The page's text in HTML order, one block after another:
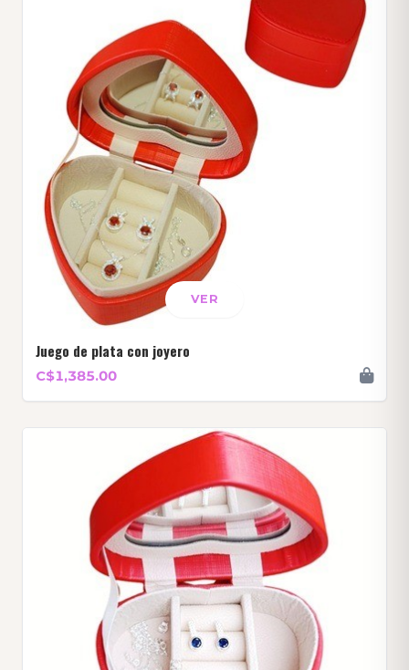
VER
Juego de plata con joyero
C$1,385.00